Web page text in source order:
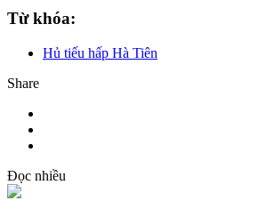
Từ khóa:
Hủ tiếu hấp Hà Tiên
Share
Đọc nhiều